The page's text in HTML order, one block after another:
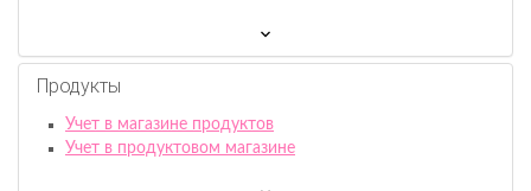
Продукты
Учет в магазине продуктов
Учет в продуктовом магазине